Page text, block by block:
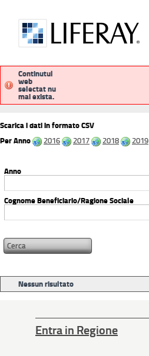
Continutul
web
selectat nu
mai exista.
Scarica i dati in formato CSV
Per Anno
2016 2017 2018 2019
Anno
Cognome Beneficiario/Ragione Sociale
Nessun risultato
Entra in Regione